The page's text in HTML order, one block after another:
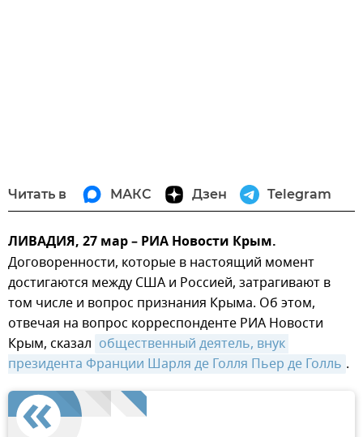
Читать в МАКС Дзен Telegram
ЛИВАДИЯ, 27 мар – РИА Новости Крым.
Договоренности, которые в настоящий момент
достигаются между США и Россией, затрагивают в
том числе и вопрос признания Крыма. Об этом,
отвечая на вопрос корреспонденте РИА Новости
Крым, сказал общественный деятель, внук
президента Франции Шарля де Голля Пьер де Голль .